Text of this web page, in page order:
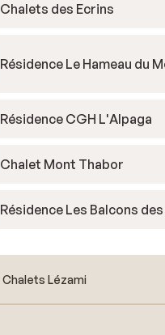
Chalets des Ecrins
Résidence Le Hameau du
Résidence CGH L'Alpaga
Chalet Mont Thabor
Résidence Les Balcons
Chalets Lézami